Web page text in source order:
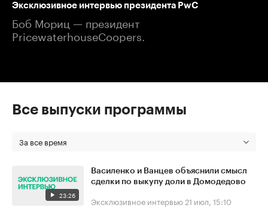
Эксклюзивное интервью президента PwC
Боб Мориц — президент
PricewaterhouseCoopers.
Все выпуски программы
За все время
23:26
Василенко и Ванцев объяснили смысл
сделки по выкупу доли в Домодедово
Эксклюзивное интервью 21 июл, 15:10